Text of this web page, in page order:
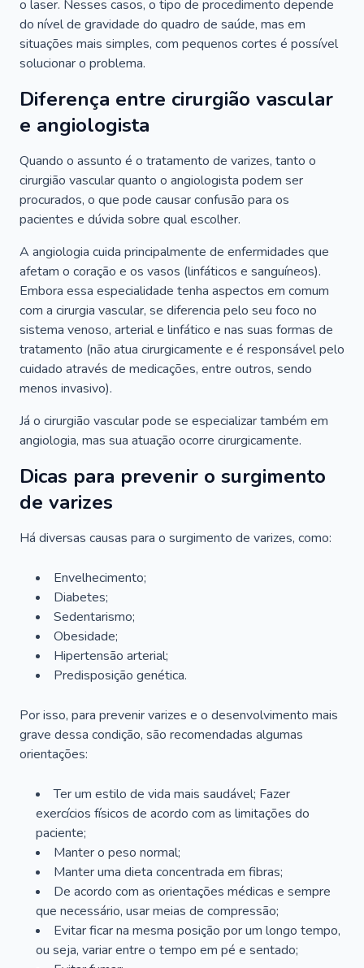
o laser. Nesses casos, o tipo de procedimento depende
do nível de gravidade do quadro de saúde, mas em
situações mais simples, com pequenos cortes é possível
solucionar o problema.
Diferença entre cirurgião vascular
e angiologista
Quando o assunto é o tratamento de varizes, tanto o
cirurgião vascular quanto o angiologista podem ser
procurados, o que pode causar confusão para os
pacientes e dúvida sobre qual escolher.
A angiologia cuida principalmente de enfermidades que
afetam o coração e os vasos (linfáticos e sanguíneos).
Embora essa especialidade tenha aspectos em comum
com a cirurgia vascular, se diferencia pelo seu foco no
sistema venoso, arterial e linfático e nas suas formas de
tratamento (não atua cirurgicamente e é responsável pelo
cuidado através de medicações, entre outros, sendo
menos invasivo).
Já o cirurgião vascular pode se especializar também em
angiologia, mas sua atuação ocorre cirurgicamente.
Dicas para prevenir o surgimento
de varizes
Há diversas causas para o surgimento de varizes, como:
Envelhecimento;
Diabetes;
Sedentarismo;
Obesidade;
Hipertensão arterial;
Predisposição genética.
Por isso, para prevenir varizes e o desenvolvimento mais
grave dessa condição, são recomendadas algumas
orientações:
Ter um estilo de vida mais saudável; Fazer
exercícios físicos de acordo com as limitações do
paciente;
Manter o peso normal;
Manter uma dieta concentrada em fibras;
De acordo com as orientações médicas e sempre
que necessário, usar meias de compressão;
Evitar ficar na mesma posição por um longo tempo,
ou seja, variar entre o tempo em pé e sentado;